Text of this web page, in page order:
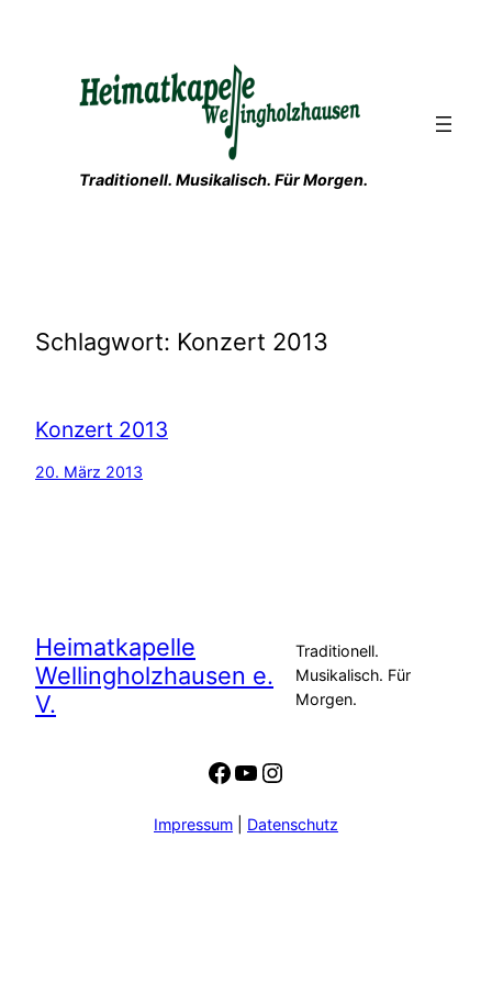
Traditionell. Musikalisch. Für Morgen.
Schlagwort: Konzert 2013
Konzert 2013
20. März 2013
Heimatkapelle
Wellingholzhausen e.
V.
Traditionell.
Musikalisch. Für
Morgen.
Facebook
YouTube
Instagram
Impressum Datenschutz